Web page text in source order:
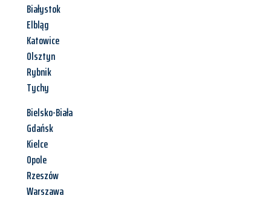
Białystok
Elbląg
Katowice
Olsztyn
Rybnik
Tychy
Bielsko-Biała
Gdańsk
Kielce
Opole
Rzeszów
Warszawa